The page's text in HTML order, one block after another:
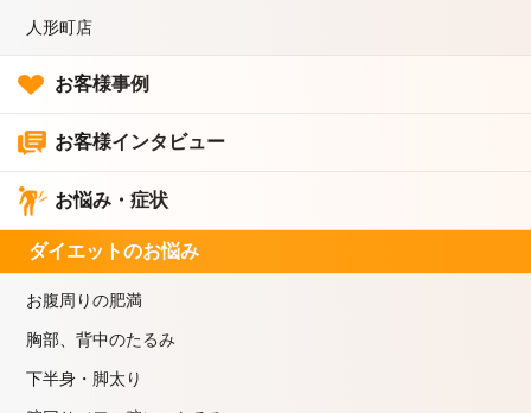
人形町店
お客様事例
お客様インタビュー
お悩み・症状
ダイエットのお悩み
お腹周りの肥満
胸部、背中のたるみ
下半身・脚太り